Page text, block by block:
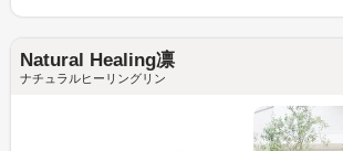
Natural Healing凛
ナチュラルヒーリングリン